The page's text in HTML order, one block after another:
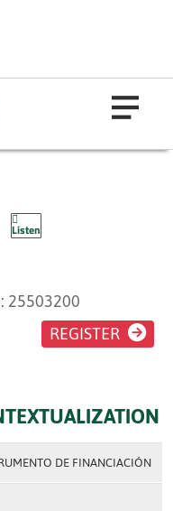
Listen
DE
DE
25503200
REGISTER
DE FINANCIACIÓN